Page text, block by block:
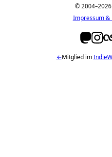
©
Impressum &
←Mitglied im